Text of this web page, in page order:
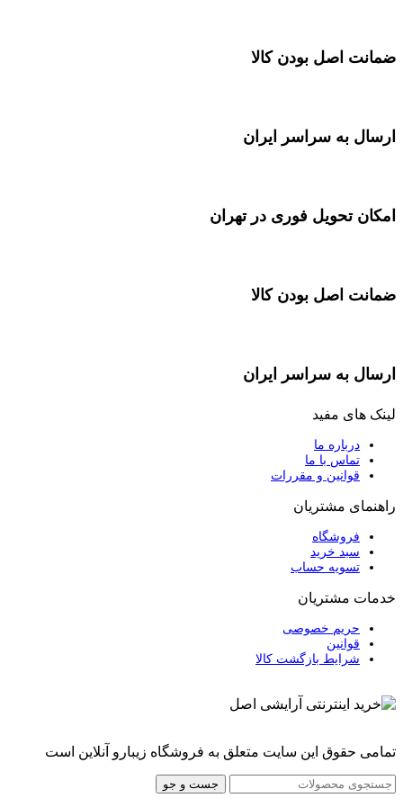
ضمانت اصل بودن کالا
ارسال به سراسر ایران
امکان تحویل فوری در تهران
ضمانت اصل بودن کالا
ارسال به سراسر ایران
لینک های مفید
درباره ما
تماس با ما
قوانین و مقررات
راهنمای مشتریان
فروشگاه
سبد خرید
تسویه حساب
خدمات مشتریان
حریم خصوصی
قوانین
شرایط بازگشت کالا
تمامی حقوق این سایت متعلق به فروشگاه زیبارو آنلاین است
جست و جو